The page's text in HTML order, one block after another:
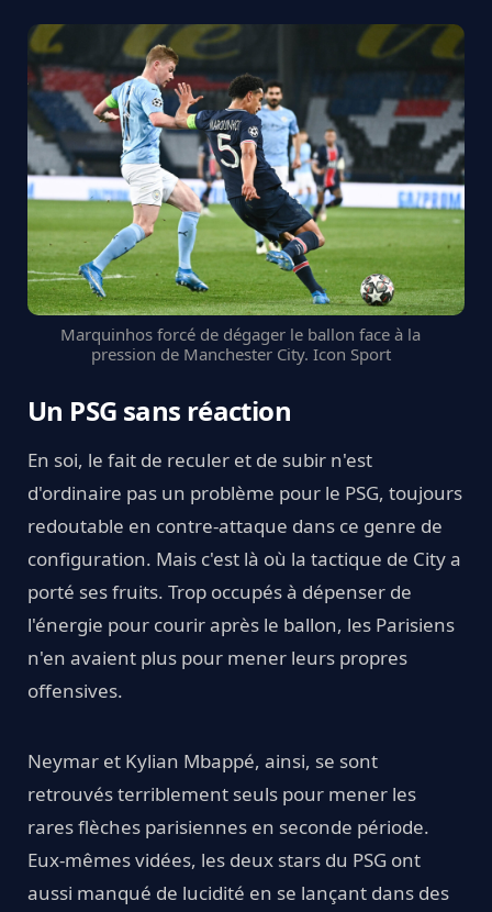
Marquinhos forcé de dégager le ballon face à la
pression de Manchester City. Icon Sport
Un PSG sans réaction
En soi, le fait de reculer et de subir n'est
d'ordinaire pas un problème pour le PSG, toujours
redoutable en contre-attaque dans ce genre de
configuration. Mais c'est là où la tactique de City a
porté ses fruits. Trop occupés à dépenser de
l'énergie pour courir après le ballon, les Parisiens
n'en avaient plus pour mener leurs propres
offensives.
Neymar et Kylian Mbappé, ainsi, se sont
retrouvés terriblement seuls pour mener les
rares flèches parisiennes en seconde période.
Eux-mêmes vidées, les deux stars du PSG ont
aussi manqué de lucidité en se lançant dans des